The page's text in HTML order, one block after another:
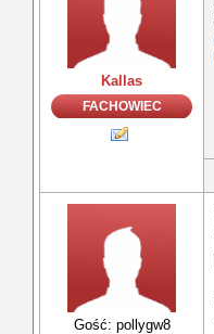
Kallas
FACHOWIEC
Gość: pollygw8